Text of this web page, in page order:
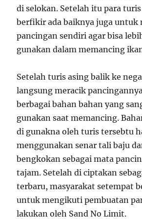
di selokan. Setelah itu para
berfikir ada baiknya juga untuk
pancingan sendiri agar bisa
gunakan dalam memancing
Setelah turis asing balik ke
langsung meracik
berbagai bahan bahan yang
gunakan saat memancing.
di gunakna oleh turis tersebtu
menggunakan senar tali baju
bengkokan sebagai mata
tajam. Setelah di ciptakan
terbaru, masyarakat setempat
untuk mengikuti pembuatan
lakukan oleh Sand No Limit.